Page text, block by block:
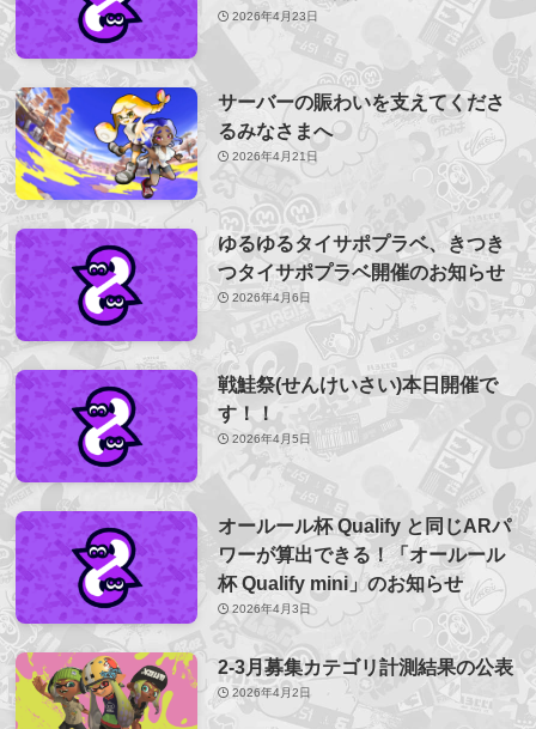
2026年4月23日
サーバーの賑わいを支えてくださ
るみなさまへ
2026年4月21日
ゆるゆるタイサポプラベ、きつき
つタイサポプラベ開催のお知らせ
2026年4月6日
戦鮭祭(せんけいさい)本日開催で
す！！
2026年4月5日
オールール杯 Qualify と同じARパ
ワーが算出できる！「オールール
杯 Qualify mini」のお知らせ
2026年4月3日
2-3月募集カテゴリ計測結果の公表
2026年4月2日